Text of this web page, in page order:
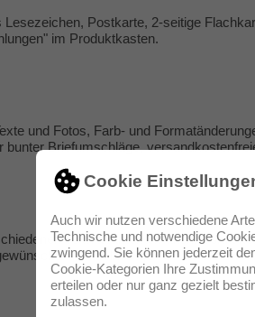
Cookie
Auch wir nutzen verschiedene
Technische und notwendige
zwingend. Sie können jederzeit
Cookie-Kategorien Ihre
erteilen oder nur ganz gezielt
zulassen.
Postkarte, 2-seitige
" im Produktkasten.
und Fotos, Farb- und
Briefumschläge,
Textvarianten erhalten. Somit
Einzelmengen sowie die zwei